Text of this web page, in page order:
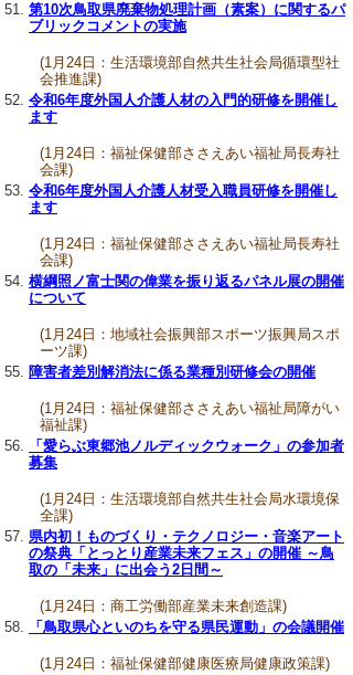
第10次鳥取県廃棄物処理計画（素案）に関するパ
ブリックコメントの実施
(1月24日：生活環境部自然共生社会局循環型社
会推進課)
令和6年度外国人介護人材の入門的研修を開催し
ます
(1月24日：福祉保健部ささえあい福祉局長寿社
会課)
令和6年度外国人介護人材受入職員研修を開催し
ます
(1月24日：福祉保健部ささえあい福祉局長寿社
会課)
横綱照ノ富士関の偉業を振り返るパネル展の開催
について
(1月24日：地域社会振興部スポーツ振興局スポ
ーツ課)
障害者差別解消法に係る業種別研修会の開催
(1月24日：福祉保健部ささえあい福祉局障がい
福祉課)
「愛らぶ東郷池ノルディックウォーク」の参加者
募集
(1月24日：生活環境部自然共生社会局水環境保
全課)
県内初！ものづくり・テクノロジー・音楽アート
の祭典「とっとり産業未来フェス」の開催 ～鳥
取の「未来」に出会う2日間～
(1月24日：商工労働部産業未来創造課)
「鳥取県心といのちを守る県民運動」の会議開催
(1月24日：福祉保健部健康医療局健康政策課)